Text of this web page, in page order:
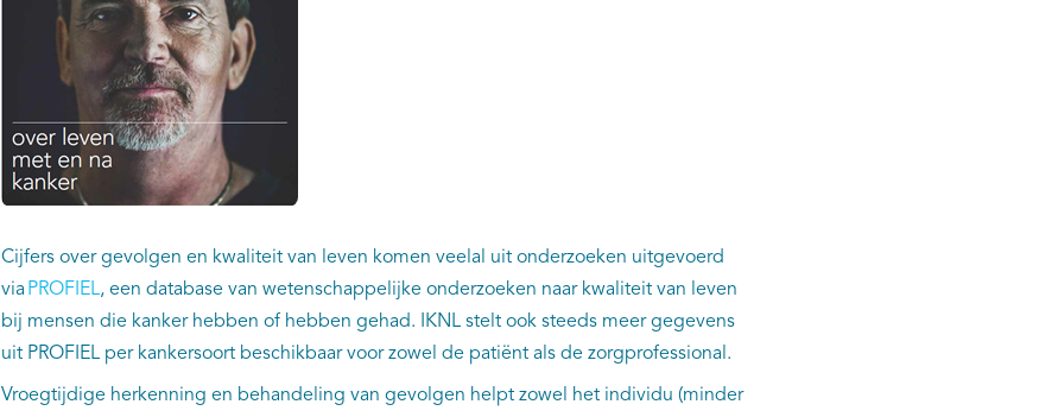
Cijfers over gevolgen en kwaliteit van leven komen veelal uit onderzoeken uitgevoerd
via PROFIEL, een database van wetenschappelijke onderzoeken naar kwaliteit van leven
bij mensen die kanker hebben of hebben gehad. IKNL stelt ook steeds meer gegevens
uit PROFIEL per kankersoort beschikbaar voor zowel de patiënt als de zorgprofessional.
Vroegtijdige herkenning en behandeling van gevolgen helpt zowel het individu (minder